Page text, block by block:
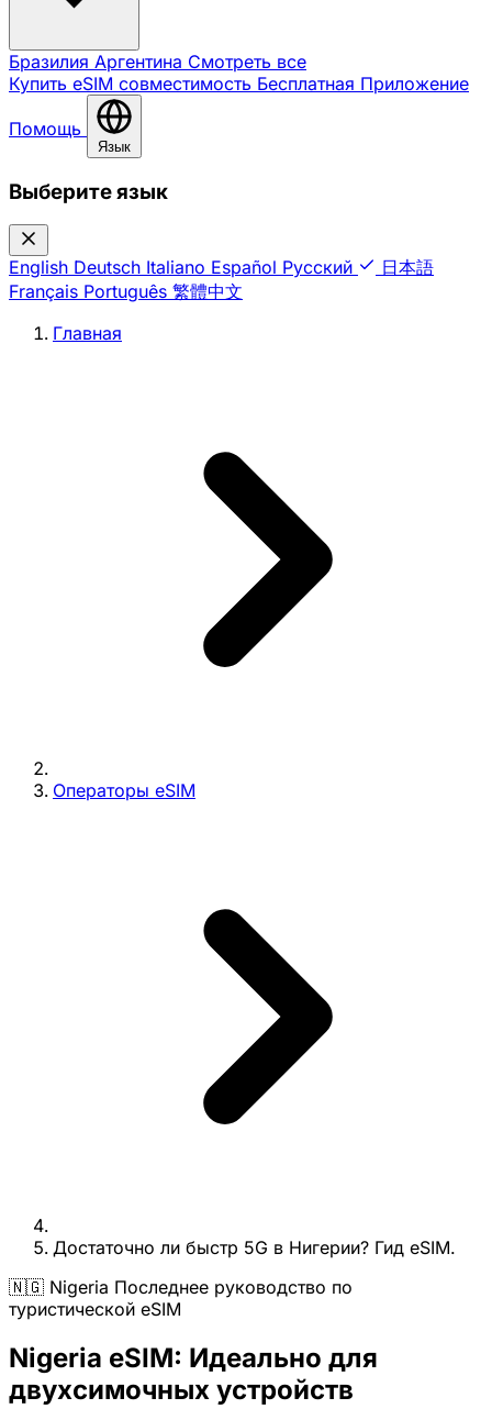
Бразилия Аргентина Смотреть все
Купить eSIM совместимость Бесплатная Приложение
Помощь
Язык
Выберите язык
English Deutsch Italiano Español Русский
日本語
Français Português 繁體中文
Главная
Операторы eSIM
Достаточно ли быстр 5G в Нигерии? Гид eSIM.
🇳🇬 Nigeria Последнее руководство по
туристической eSIM
Nigeria eSIM: Идеально для
двухсимочных устройств